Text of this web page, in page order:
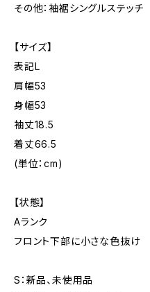
その他：袖裾シングルステッチ
【サイズ】
表記L
肩幅53
身幅53
袖丈18.5
着丈66.5
(単位：cm)
【状態】
Aランク
フロント下部に小さな色抜け
S：新品、未使用品